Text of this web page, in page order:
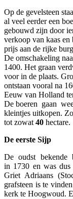
Op de gevelsteen
al veel eerder een
gebouwd zijn door
verkoop van kaas
prijs aan de rijke
De omschakeling
1400. Het graan
voor in de plaats.
ontstaan vooral na
Eeuw van Holland
De boeren gaan
kleintjes uitkopen.
tot zowat40 hectare.
De eerste Sijp
De oudst bekende
in 1730 en was
Griet Adriaans
grafsteen is te
kerk te Hoogwoud.